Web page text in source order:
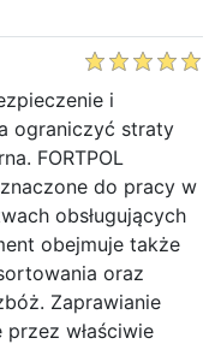
i
ograniczyć straty
FORTPOL
do pracy w
obsługujących
obejmuje także
oraz
Zaprawianie
właściwie